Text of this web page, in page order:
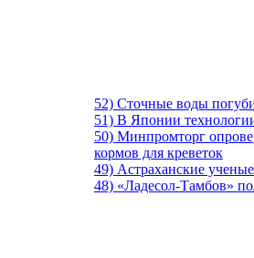
52) Сточные воды
51) В Японии
50) Минпромторг
кормов для креветок
49) Астраханские
48) «Ладесол-Тамбов»